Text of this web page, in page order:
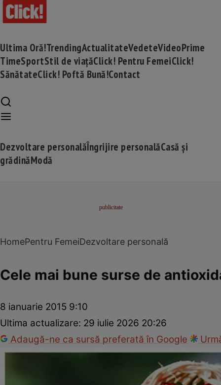
Ultima Oră!TrendingActualitateVedeteVideoPrime
TimeSportStil de viațăClick! Pentru FemeiClick!
SănătateClick! Poftă Bună!Contact
Dezvoltare personalăÎngrijire personalăCasă și
grădinăModă
HomePentru FemeiDezvoltare personală
Cele mai bune surse de
8 ianuarie 2015 9:10
Ultima actualizare: 29 iulie 2026 20:26
Adaugă-ne ca sursă preferată în Google